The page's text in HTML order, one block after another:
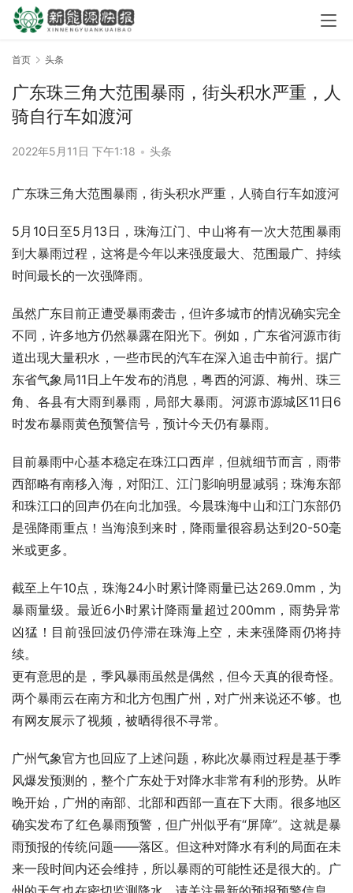
首页 头条
广东珠三角大范围暴雨，街头积水严重，人
骑自行车如渡河
2022年5月11日 下午1:18 • 头条
广东珠三角大范围暴雨，街头积水严重，人骑自行车如渡河
5月10日至5月13日，珠海江门、中山将有一次大范围暴雨
到大暴雨过程，这将是今年以来强度最大、范围最广、持续
时间最长的一次强降雨。
虽然广东目前正遭受暴雨袭击，但许多城市的情况确实完全
不同，许多地方仍然暴露在阳光下。例如，广东省河源市街
道出现大量积水，一些市民的汽车在深入追击中前行。据广
东省气象局11日上午发布的消息，粤西的河源、梅州、珠三
角、各县有大雨到暴雨，局部大暴雨。河源市源城区11日6
时发布暴雨黄色预警信号，预计今天仍有暴雨。
目前暴雨中心基本稳定在珠江口西岸，但就细节而言，雨带
西部略有南移入海，对阳江、江门影响明显减弱；珠海东部
和珠江口的回声仍在向北加强。今晨珠海中山和江门东部仍
是强降雨重点！当海浪到来时，降雨量很容易达到20-50毫
米或更多。
截至上午10点，珠海24小时累计降雨量已达269.0mm，为
暴雨量级。最近6小时累计降雨量超过200mm，雨势异常
凶猛！目前强回波仍停滞在珠海上空，未来强降雨仍将持
续。
更有意思的是，季风暴雨虽然是偶然，但今天真的很奇怪。
两个暴雨云在南方和北方包围广州，对广州来说还不够。也
有网友展示了视频，被晒得很不寻常。
广州气象官方也回应了上述问题，称此次暴雨过程是基于季
风爆发预测的，整个广东处于对降水非常有利的形势。从昨
晚开始，广州的南部、北部和西部一直在下大雨。很多地区
确实发布了红色暴雨预警，但广州似乎有“屏障”。这就是暴
雨预报的传统问题——落区。但这种对降水有利的局面在未
来一段时间内还会维持，所以暴雨的可能性还是很大的。广